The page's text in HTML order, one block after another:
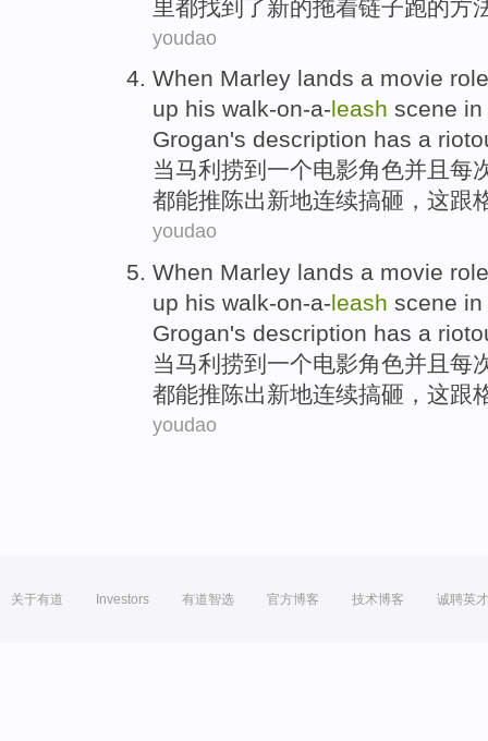
里都找到 了新的拖着链子跑的方
youdao
When Marley lands a movie role
up his walk-on-a-leash scene in
Grogan's description has a
当马利捞到 一个电影角色并且 每
都能推陈出新地连续搞砸 ，这跟
youdao
When Marley lands a movie role
up his walk-on-a-leash scene in
Grogan's description has a
当马利捞到 一个电影角色并且 每
都能推陈出新地连续搞砸 ，这跟
youdao
关于有道 Investors 有道智选 官方博客 技术博客 诚聘英才